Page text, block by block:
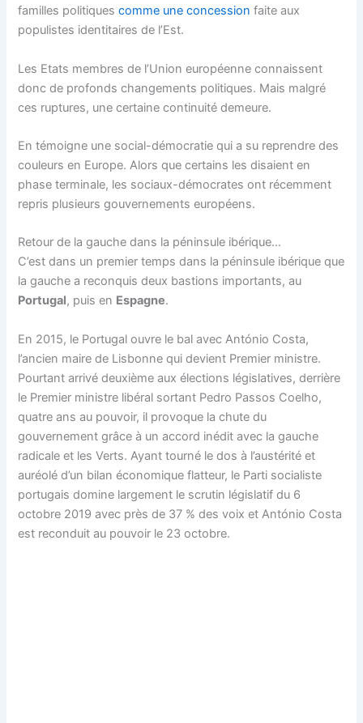
familles politiquescomme une concession faite aux
populistes identitaires de l’Est.
Les Etats membres de l’Union européenne connaissent
donc de profonds changements politiques. Mais malgré
ces ruptures, une certaine continuité demeure.
En témoigne une social-démocratie qui a su reprendre des
couleurs en Europe. Alors que certains les disaient en
phase terminale, les sociaux-démocrates ont récemment
repris plusieurs gouvernements européens.
Retour de la gauche dans la péninsule ibérique…
C’est dans un premier temps dans la péninsule ibérique que
la gauche a reconquis deux bastions importants, au
Portugal, puis en Espagne.
En 2015, le Portugal ouvre le bal avec António Costa,
l’ancien maire de Lisbonne qui devient Premier ministre.
Pourtant arrivé deuxième aux élections législatives, derrière
le Premier ministre libéral sortant Pedro Passos Coelho,
quatre ans au pouvoir, il provoque la chute du
gouvernement grâce à un accord inédit avec la gauche
radicale et les Verts. Ayant tourné le dos à l’austérité et
auréolé d’un bilan économique flatteur, le Parti socialiste
portugais domine largement le scrutin législatif du 6
octobre 2019 avec près de 37 % des voix et António Costa
est reconduit au pouvoir le 23 octobre.